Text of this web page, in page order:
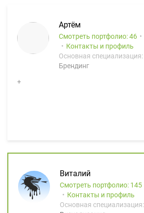
Артём
Смотреть портфолио: 46
Контакты и профиль
Основная специализация:
Брендинг
+
Виталий
Смотреть портфолио: 145
Контакты и профиль
Основная специализация: